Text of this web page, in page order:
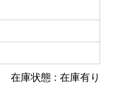
在庫状態 : 在庫有り